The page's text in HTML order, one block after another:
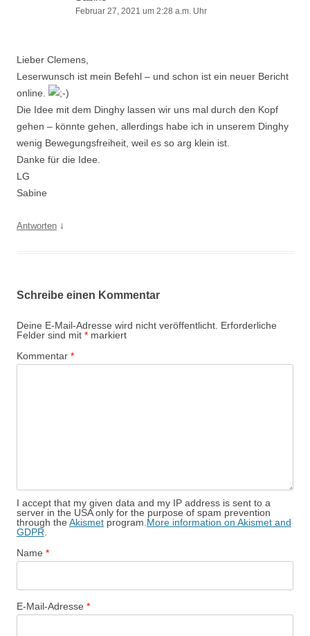
Februar 27, 2021 um 2:28 a.m. Uhr
Lieber Clemens,
Leserwunsch ist mein Befehl – und schon ist ein neuer Bericht
online.
Die Idee mit dem Dinghy lassen wir uns mal durch den Kopf
gehen – könnte gehen, allerdings habe ich in unserem Dinghy
wenig Bewegungsfreiheit, weil es so arg klein ist.
Danke für die Idee.
LG
Sabine
Antworten ↓
Schreibe einen Kommentar
Deine E-Mail-Adresse wird nicht veröffentlicht. Erforderliche
Felder sind mit * markiert
Kommentar *
I accept that my given data and my IP address is sent to a
server in the USA only for the purpose of spam prevention
through the Akismet program. More information on Akismet and
GDPR
Name *
E-Mail-Adresse *